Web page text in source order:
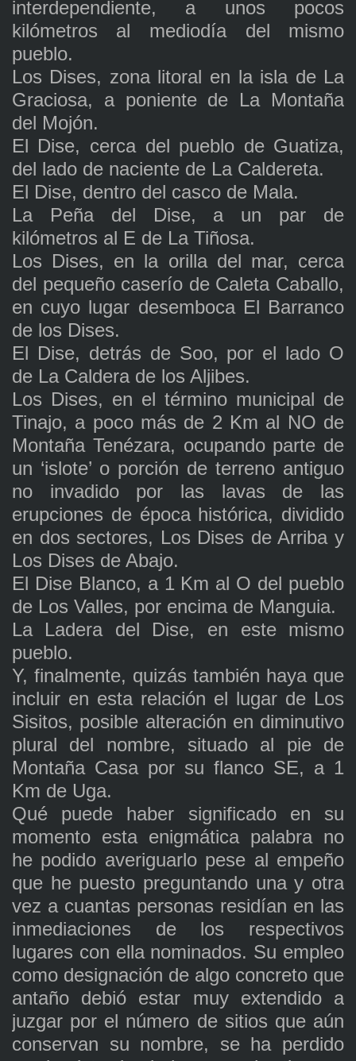
interdependiente, a unos pocos
kilómetros al mediodía del mismo
pueblo.
Los Dises, zona litoral en la isla de La
Graciosa, a poniente de La Montaña
del Mojón.
El Dise, cerca del pueblo de Guatiza,
del lado de naciente de La Caldereta.
El Dise, dentro del casco de Mala.
La Peña del Dise, a un par de
kilómetros al E de La Tiñosa.
Los Dises, en la orilla del mar, cerca
del pequeño caserío de Caleta Caballo,
en cuyo lugar desemboca El Barranco
de los Dises.
El Dise, detrás de Soo, por el lado O
de La Caldera de los Aljibes.
Los Dises, en el término municipal de
Tinajo, a poco más de 2 Km al NO de
Montaña Tenézara, ocupando parte de
un ‘islote’ o porción de terreno antiguo
no invadido por las lavas de las
erupciones de época histórica, dividido
en dos sectores, Los Dises de Arriba y
Los Dises de Abajo.
El Dise Blanco, a 1 Km al O del pueblo
de Los Valles, por encima de Manguia.
La Ladera del Dise, en este mismo
pueblo.
Y, finalmente, quizás también haya que
incluir en esta relación el lugar de Los
Sisitos, posible alteración en diminutivo
plural del nombre, situado al pie de
Montaña Casa por su flanco SE, a 1
Km de Uga.
Qué puede haber significado en su
momento esta enigmática palabra no
he podido averiguarlo pese al empeño
que he puesto preguntando una y otra
vez a cuantas personas residían en las
inmediaciones de los respectivos
lugares con ella nominados. Su empleo
como designación de algo concreto que
antaño debió estar muy extendido a
juzgar por el número de sitios que aún
conservan su nombre, se ha perdido